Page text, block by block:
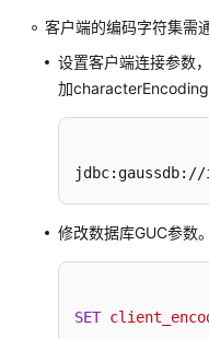
（集
中
式
发
指
南
客户端的编码字符集需
设置客户端连接参数
加
jdbc:gaussdb://
修改数据库GUC参数。
SET